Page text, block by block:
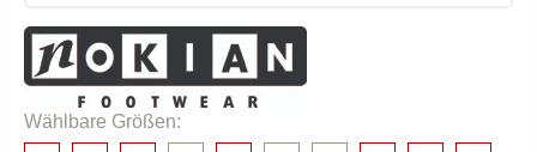
Wählbare Größen: